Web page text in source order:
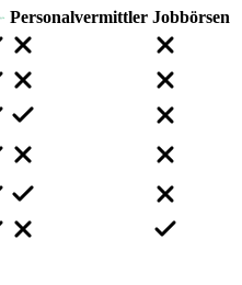
Personalvermittler Jobbörsen